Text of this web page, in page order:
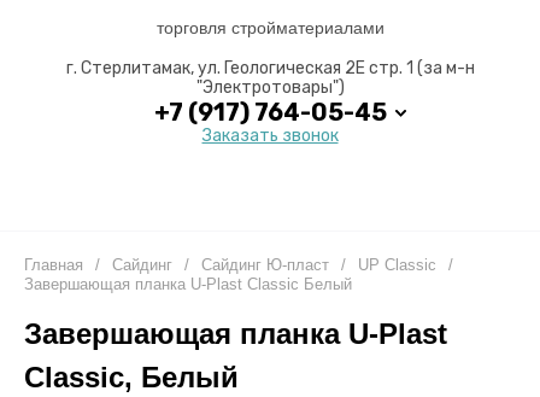
торговля стройматериалами
г. Стерлитамак, ул. Геологическая 2Е стр. 1 (за м-н
"Электротовары")
+7 (917) 764-05-45
Заказать звонок
Главная / Сайдинг / Сайдинг Ю-пласт / UP Classic
/
Завершающая планка U-Plast Classic Белый
Завершающая планка U-Plast
Classic, Белый